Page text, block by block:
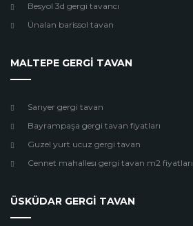
Besyol 3d gergi tavancı
Ünalan barissol tavan
MALTEPE GERGİ TAVAN
Sarıyer gergi tavan
Bayrampaşa gergi tavan fiyatları
Guzel yurt ucuz gergi tavan
Cennet mahallesı gergi tavan m2 fiyatları
ÜSKÜDAR GERGİ TAVAN